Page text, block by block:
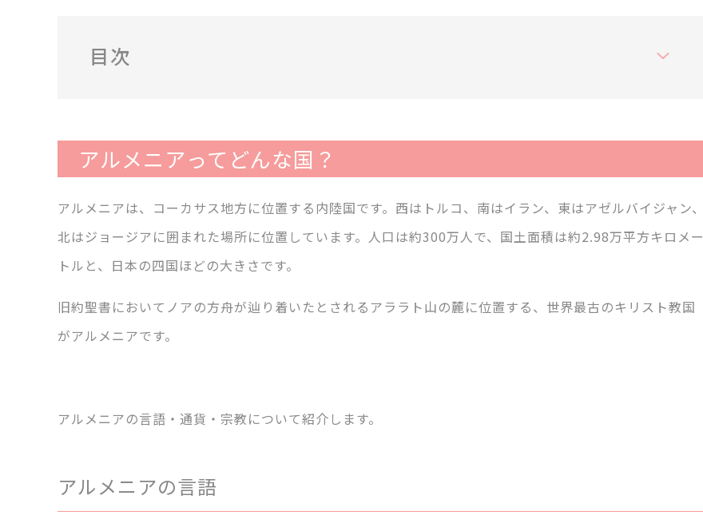
目次
アルメニアってどんな国？
アルメニアは、コーカサス地方に位置する内陸国です。西はトルコ、南はイラン、東はアゼルバイジャン、
北はジョージアに囲まれた場所に位置しています。人口は約300万人で、国土面積は約2.98万平方キロメー
トルと、日本の四国ほどの大きさです。
旧約聖書においてノアの方舟が辿り着いたとされるアララト山の麓に位置する、世界最古のキリスト教国
がアルメニアです。
アルメニアの言語・通貨・宗教について紹介します。
アルメニアの言語